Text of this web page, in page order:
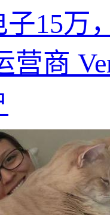
15万
营商